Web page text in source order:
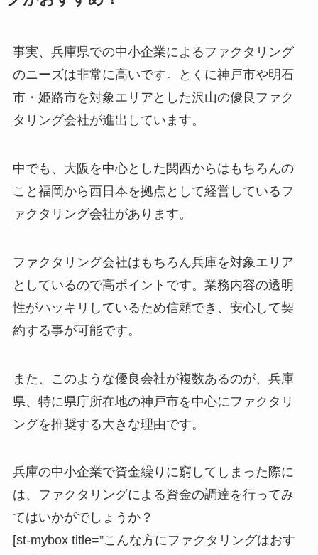
事実、兵庫県での中小企業によるファクタリング
のニーズは非常に高いです。とくに神戸市や明石
市・姫路市を対象エリアとした沢山の優良ファク
タリング会社が進出しています。
中でも、大阪を中心とした関西からはもちろんの
こと福岡から西日本を拠点として経営しているフ
ァクタリング会社があります。
ファクタリング会社はもちろん兵庫を対象エリア
としているので高ポイントです。業務内容の透明
性がハッキリしているため信頼でき、安心して契
約する事が可能です。
また、このような優良会社が複数あるのが、兵庫
県、特に県庁所在地の神戸市を中心にファクタリ
ングを推奨する大きな理由です。
兵庫の中小企業で資金繰りに窮してしまった際に
は、ファクタリングによる資金の調達を行ってみ
てはいかがでしょうか？
[st-mybox title=”こんな方にファクタリングはおす